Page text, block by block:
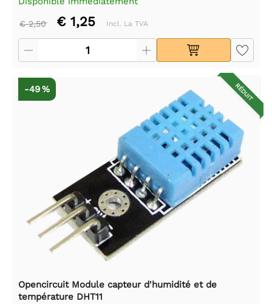
€ 2,50 € 1,25 Incl. La TVA
RÉDUIT
-49 %
Opencircuit Module capteur d'humidité et de
température DHT11